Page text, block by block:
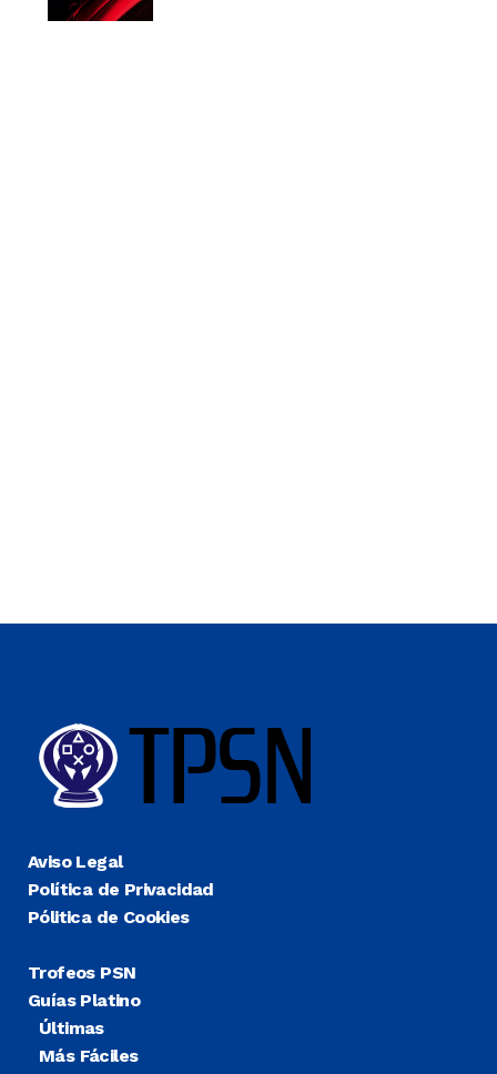
Aviso Legal
Política de Privacidad
Pólitica de Cookies
Trofeos PSN
Guías Platino
Últimas
Más Fáciles